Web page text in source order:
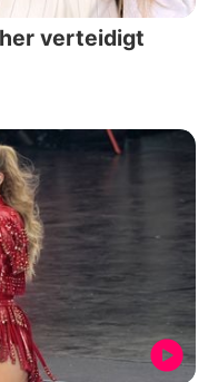
verteidigt